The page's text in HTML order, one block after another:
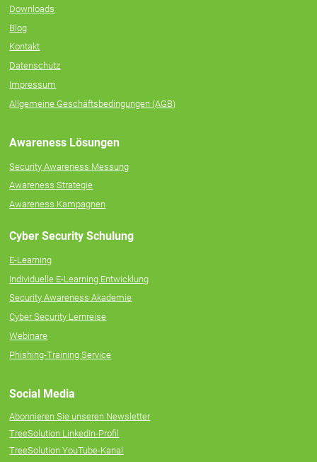
Downloads
Blog
Kontakt
Datenschutz
Impressum
Allgemeine Geschäftsbedingungen (AGB)
Awareness Lösungen
Security Awareness Messung
Awareness Strategie
Awareness Kampagnen
Cyber Security Schulung
E-Learning
Individuelle E‑Learning Entwicklung
Security Awareness Akademie
Cyber Security Lernreise
Webinare
Phishing-Training Service
Social Media
Abonnieren Sie unseren Newsletter
TreeSolution LinkedIn-Profil
TreeSolution YouTube-Kanal